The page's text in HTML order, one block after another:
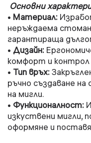
Основни
• Материал:
неръждаема
гарантираща
• Дизайн:
комфорт и контрол
• Тип връх:
ръчно създаване
на мигли.
• Функционалност:
изкуствени мигли,
оформяне и